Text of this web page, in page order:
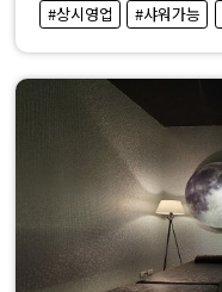
내
근
처
마
#상시영업 #샤워가능